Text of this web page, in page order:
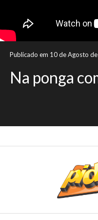
Publicado em 10 de Agosto
Na ponga